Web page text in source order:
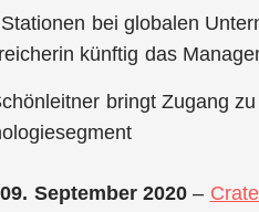
bei globalen
künftig das
bringt Zugang
September 2020–